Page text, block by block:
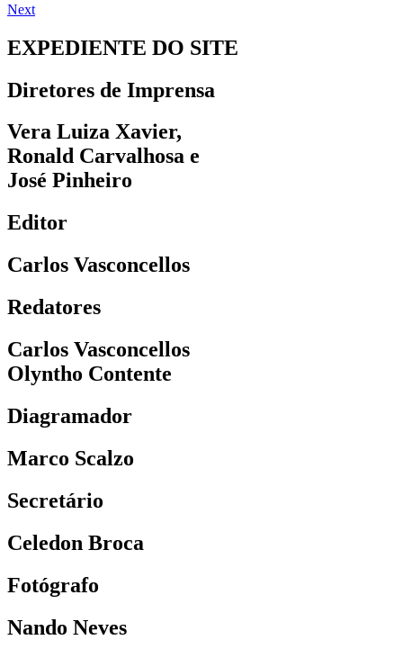
Next
EXPEDIENTE DO SITE
Diretores de Imprensa
Vera Luiza Xavier,
Ronald Carvalhosa e
José Pinheiro
Editor
Carlos Vasconcellos
Redatores
Carlos Vasconcellos
Olyntho Contente
Diagramador
Marco Scalzo
Secretário
Celedon Broca
Fotógrafo
Nando Neves